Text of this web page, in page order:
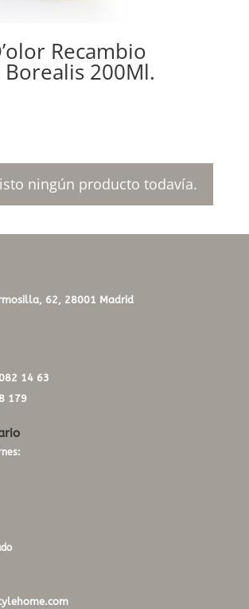
Recambio
200Ml.
ningún producto todavía.
62, 28001 Madrid
14 63
179